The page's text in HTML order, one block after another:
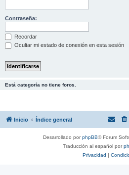
Contraseña:
Recordar
Ocultar mi estado de conexión en esta sesión
Está categoría no tiene foros.
Inicio Índice general
Desarrollado porphpBB® Forum
Traducción al español por
Privacidad |